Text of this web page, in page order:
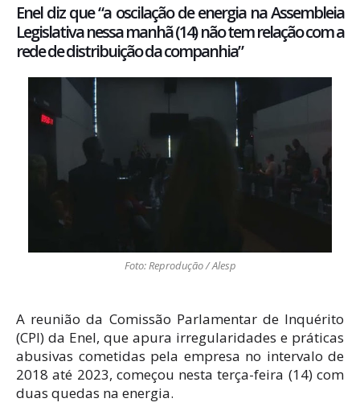
Enel diz que “a oscilação de energia na Assembleia
Legislativa nessa manhã (14) não tem relação com a
rede de distribuição da companhia”
Foto: Reprodução / Alesp
A reunião da Comissão Parlamentar de Inquérito
(CPI) da Enel, que apura irregularidades e práticas
abusivas cometidas pela empresa no intervalo de
2018 até 2023, começou nesta terça-feira (14) com
duas quedas na energia.